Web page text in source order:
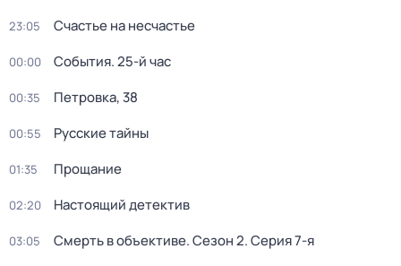
23:05 Счастье на несчастье
00:00 События. 25-й час
00:35 Петровка, 38
00:55 Русские тайны
01:35 Прощание
02:20 Настоящий детектив
03:05 Смерть в объективе. Сезон 2. Серия 7-я